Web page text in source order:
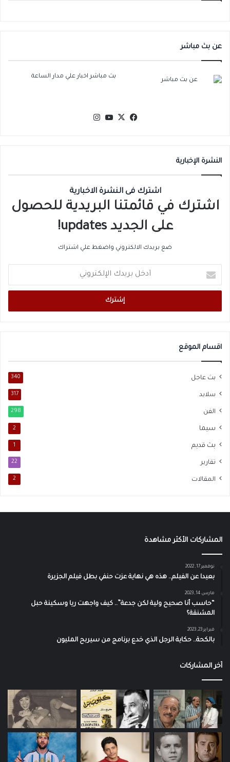
عن بث مباشر
بث مباشر اخبار علي مدار الساعة
فيسبوك
‫X
‫YouTube
النشرة الإخبارية
اشترك فى النشرة الاخبارية
اشترك في قائمتنا البريدية للحصول
على الجديد updates!
ضع بريدك الالكتروني واضغط علي اشتراك
بريدك
الإلكتروني
اقسام الموقع
بث عاجل 340
سلايد 317
الفن 298
سيما 2
بث قديم 1
تقارير 22
المقالات 2
المشاركات الأكثر مشاهدة
نوفمبر 17, 2022
بعيدا عن الفيلم.. هذه هي نهاية عزت حنفي بطل فيلم الجزيرة
مارس 14, 2023
“حاسب أنا صحيح ولية لكن جدعة”.. كيف واجهت ريا وسكينة حبل
المشنقة؟
فبراير 23, 2023
بالكحة.. حكاية الرجل الذي خدع برنامج من سيربح المليون
آخر المشاركات